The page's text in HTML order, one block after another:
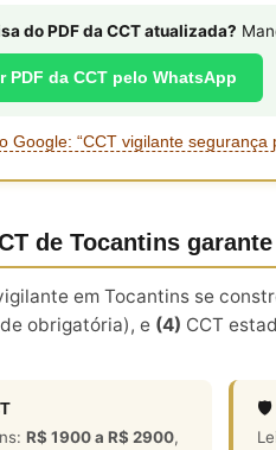
do PDF da CCT atualizada?
PDF da CCT pelo WhatsApp
Google: “CCT vigilante
de Tocantins
em Tocantins se
obrigatória), e (4) CCT
R$ 1900 a R$ 2900,
🛡️